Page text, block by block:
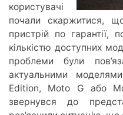
користувачі
почали скаржитися,
пристрій по гарантії,
кількістю доступних
проблеми були
актуальними
Edition, Moto G або
звернувся до